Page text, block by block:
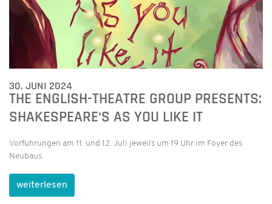
30. JUNI 2024
THE ENGLISH-THEATRE GROUP PRESENTS:
SHAKESPEARE‘S AS YOU LIKE IT
Vorführungen am 11. und 12. Juli jeweils um 19 Uhr im Foyer des
Neubaus.
weiterlesen